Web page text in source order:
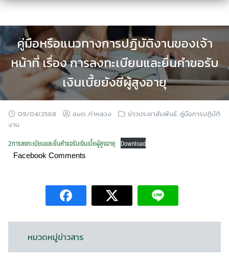
Skip
content
คู่มือหรือแนวทางการปฏิบัติงานของเจ้า
หน้าที่ เรื่อง การลงทะเบียนและยื่นคำขอรับ
เงินเบี้ยยังชีผู้สูงอายุ
09/04/2568 อบต. ท่าหลวง ข่าวประชาสัมพันธ์, คู่มือการปฏิบัติ
งาน
2การลงทะเบียนและยื่นคำขอรับเงินเบี้ยผู้สูงอายุ Download
Facebook Comments
หมวดหมู่ข่าวสาร